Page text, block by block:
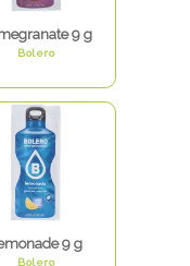
9 g
Bolero
9 g
Bolero